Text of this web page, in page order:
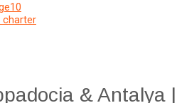
10
charter
& Antalya |